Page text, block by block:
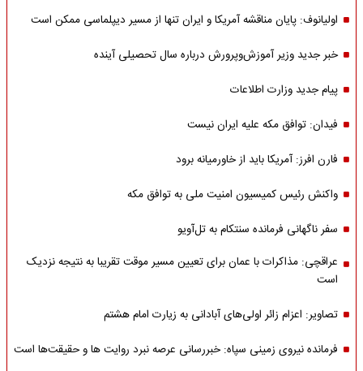
اولیانوف: پایان مناقشه آمریکا و ایران تنها از مسیر دیپلماسی ممکن است
خبر جدید وزیر آموزش‌وپرورش درباره سال تحصیلی آینده
پیام جدید وزارت اطلاعات
فیدان: توافق مکه علیه ایران نیست
فارن افرز: آمریکا باید از خاورمیانه برود
واکنش رئیس کمیسیون امنیت ملی به توافق مکه
سفر ناگهانی فرمانده سنتکام به تل‌آویو
عراقچی: مذاکرات با عمان برای تعیین مسیر موقت تقریبا به نتیجه نزدیک
است
تصاویر: اعزام زائر اولی‌های آبادانی به زیارت امام هشتم
فرمانده نیروی زمینی سپاه: خبررسانی عرصه نبرد روایت ها و حقیقت‌ها است